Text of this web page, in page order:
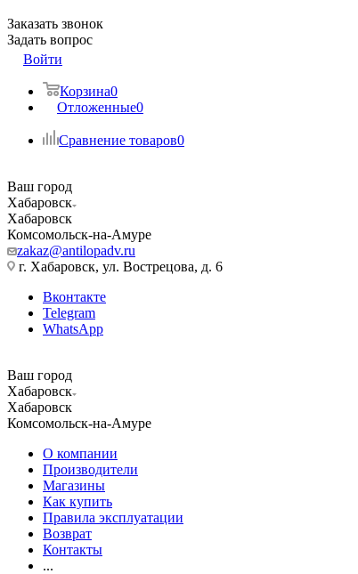
Заказать звонок
Задать вопрос
Войти
Корзина0
Отложенные0
Сравнение товаров0
Ваш город
Хабаровск
Хабаровск
Комсомольск-на-Амуре
zakaz@antilopadv.ru
г. Хабаровск, ул. Вострецова, д. 6
Вконтакте
Telegram
WhatsApp
Ваш город
Хабаровск
Хабаровск
Комсомольск-на-Амуре
О компании
Производители
Магазины
Как купить
Правила эксплуатации
Возврат
Контакты
...